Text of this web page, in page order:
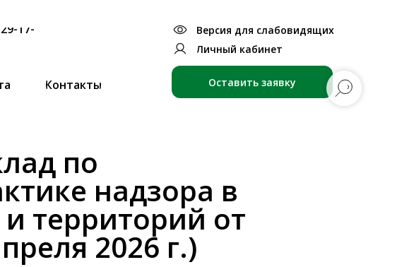
Оставить заявку
Версия для слабовидящих
Личный кабинет
17-
Контакты
по
надзора в
территорий от
2026 г.)